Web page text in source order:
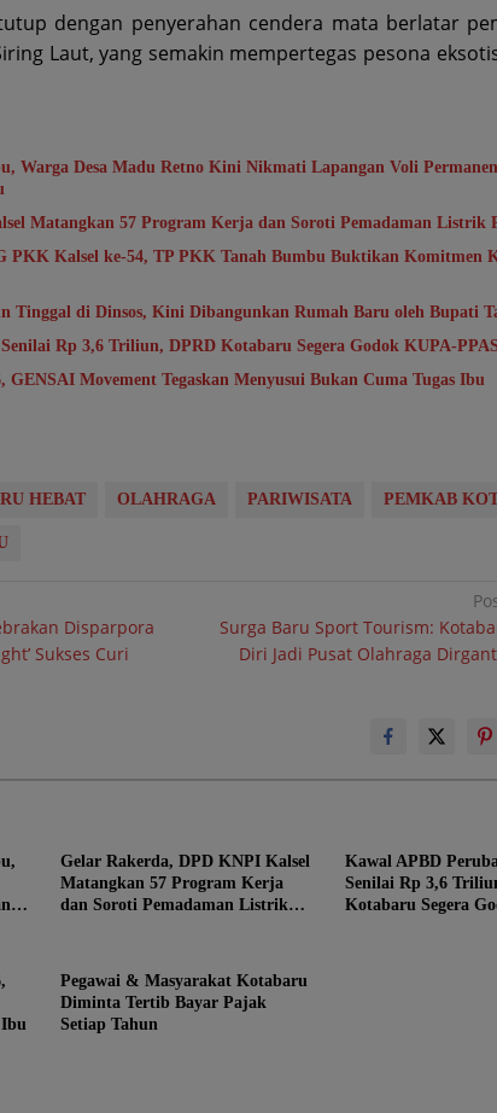
dengan penyerahan cendera mata berlatar
Laut, yang semakin mempertegas pesona
Warga Desa Madu Retno Kini Nikmati Lapangan Voli
Matangkan 57 Program Kerja dan Soroti Pemadaman Listrik
PKK Kalsel ke-54, TP PKK Tanah Bumbu Buktikan Komitmen
Tinggal di Dinsos, Kini Dibangunkan Rumah Baru oleh Bupati
Rp 3,6 Triliun, DPRD Kotabaru Segera Godok KUPA-PPAS
GENSAI Movement Tegaskan Menyusui Bukan Cuma Tugas Ibu
HEBAT OLAHRAGA PARIWISATA PEMKAB
Disparpora
Sukses Curi
Surga Baru Sport Tourism:
Diri Jadi Pusat Olahraga
Gelar Rakerda, DPD KNPI Kalsel
Matangkan 57 Program Kerja
dan Soroti Pemadaman Listrik
Kawal APBD
Senilai Rp 3,6
Kotabaru Segera
Pegawai & Masyarakat Kotabaru
Diminta Tertib Bayar Pajak
Setiap Tahun